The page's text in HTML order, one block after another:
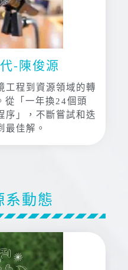
-陳俊源
工程到資源領域的轉
從「一年換24個頭
序」，不斷嘗試和迭
最佳解。
系動態